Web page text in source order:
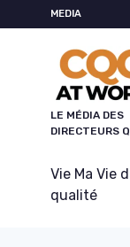
MEDIA
LE MÉDIA DES
DIRECTEURS
Vie Ma Vie
qualité
Panneau de